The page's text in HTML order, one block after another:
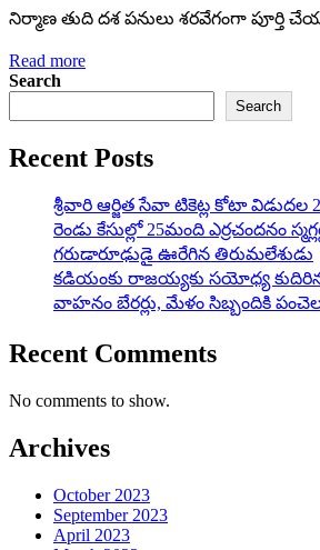
నిర్మాణ తుది దశ పనులు శరవేగంగా పూర్తి
Read more
Search
Search
Recent Posts
శ్రీవారి ఆర్జిత సేవా టికెట్ల కోటా విడుదల
రెండు కేసుల్లో 25మంది ఎర్రచందనం
గరుడారూఢుడై ఊరేగిన తిరుమలేశుడు
కడియంకు రాజయ్యకు సయోధ్య
వాహ‌నం బేర‌ర్లు, మేళం సిబ్బందికి
Recent Comments
No comments to show.
Archives
October 2023
September 2023
April 2023